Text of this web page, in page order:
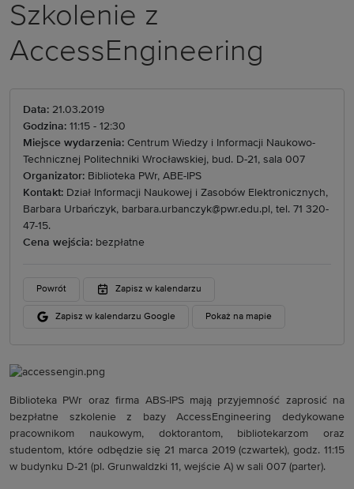
Szkolenie z
AccessEngineering
Data: 21.03.2019
Godzina: 11:15 - 12:30
Miejsce wydarzenia: Centrum Wiedzy i Informacji Naukowo-
Technicznej Politechniki Wrocławskiej, bud. D-21, sala 007
Organizator: Biblioteka PWr, ABE-IPS
Kontakt: Dział Informacji Naukowej i Zasobów Elektronicznych,
Barbara Urbańczyk, barbara.urbanczyk@pwr.edu.pl, tel. 71 320-
47-15.
Cena wejścia: bezpłatne
Powrót Zapisz w kalendarzu
Zapisz w kalendarzu Google Pokaż na mapie
Biblioteka PWr oraz firma ABS-IPS mają przyjemność zaprosić na
bezpłatne szkolenie z bazy AccessEngineering dedykowane
pracownikom naukowym, doktorantom, bibliotekarzom oraz
studentom, które odbędzie się 21 marca 2019 (czwartek), godz. 11:15
w budynku D-21 (pl. Grunwaldzki 11, wejście A) w sali 007 (parter).